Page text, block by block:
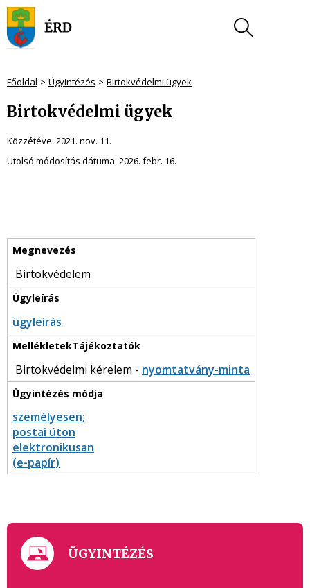
Főoldal Ügyintézés Birtokvédelmi ügyek
Birtokvédelmi ügyek
Közzétéve: 2021. nov. 11.
Utolsó módosítás dátuma: 2026. febr. 16.
Birtokvédelem
ügyleírás
Birtokvédelmi kérelem - nyomtatvány-minta
személyesen;
postai úton
elektronikusan
(e-papír)
ÜGYINTÉZÉS